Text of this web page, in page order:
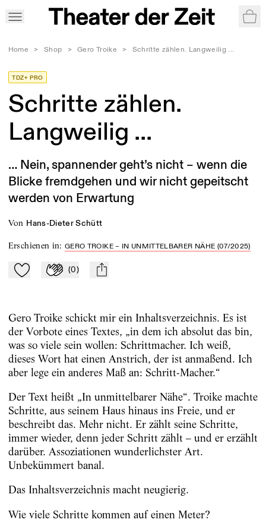
Home > Shop > Gero Troike > Schritte zählen. Langweilig ...
TDZ+ PRO
Schritte zählen.
Langweilig ...
… Nein, spannender geht’s nicht – wenn die
Blicke fremdgehen und wir nicht gepeitscht
werden von Erwartung
von Hans-Dieter Schütt
Erschienen in:GERO TROIKE – IN UNMITTELBARER NÄHE (07/2025)
Zu Mein-TdZ hinzufügen
Applaudieren
(0) mail
Gero Troike schickt mir ein Inhaltsverzeichnis. Es ist
der Vorbote eines Textes, „in dem ich absolut das bin,
was so viele sein wollen: Schrittmacher. Ich weiß,
dieses Wort hat einen Anstrich, der ist anmaßend. Ich
aber lege ein anderes Maß an: Schritt-Macher.“
Der Text heißt „In unmittelbarer Nähe“. Troike machte
Schritte, aus seinem Haus hinaus ins Freie, und er
beschreibt das. Mehr nicht. Er zählt seine Schritte,
immer wieder, denn jeder Schritt zählt – und er erzählt
darüber. Assoziationen wunderlichster Art.
Unbekümmert banal.
Das Inhaltsverzeichnis macht neugierig.
Wie viele Schritte kommen auf einen Meter?